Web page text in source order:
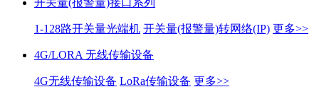
开关量(报警量)接口系列
1-128路开关量光端机 开关量(报警量)转网络(IP) 更多>>
4G/LORA 无线传输设备
4G无线传输设备 LoRa传输设备 更多>>